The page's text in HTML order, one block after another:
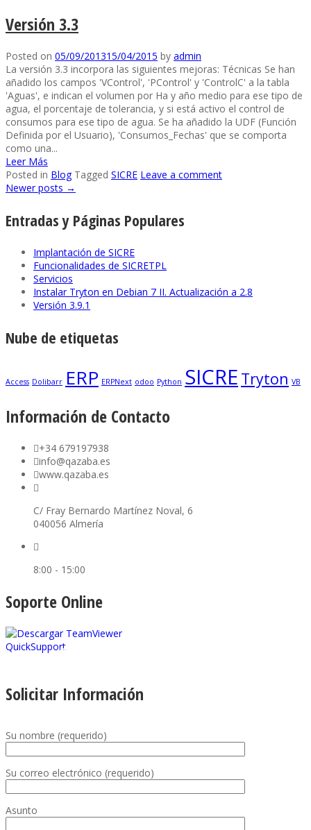
Versión 3.3
Posted on 05/09/201315/04/2015 by admin
La versión 3.3 incorpora las siguientes mejoras: Técnicas Se han
añadido los campos 'VControl', 'PControl' y 'ControlC' a la tabla
'Aguas', e indican el volumen por Ha y año medio para ese tipo de
agua, el porcentaje de tolerancia, y si está activo el control de
consumos para ese tipo de agua. Se ha añadido la UDF (Función
Definida por el Usuario), 'Consumos_Fechas' que se comporta
como una...
Leer Más
Posted in Blog Tagged SICRE Leave a comment
Newer posts →
Entradas y Páginas Populares
Implantación de SICRE
Funcionalidades de SICRETPL
Servicios
Instalar Tryton en Debian 7 II. Actualización a 2.8
Versión 3.9.1
Nube de etiquetas
Access Dolibarr ERP ERPNext odoo Python SICRE Tryton VB
Información de Contacto
+34 679197938
info@qazaba.es
www.qazaba.es
C/ Fray Bernardo Martínez Noval, 6
040056 Almería
8:00 - 15:00
Soporte Online
Descargar TeamViewer
Solicitar Información
Su nombre (requerido)
Su correo electrónico (requerido)
Asunto